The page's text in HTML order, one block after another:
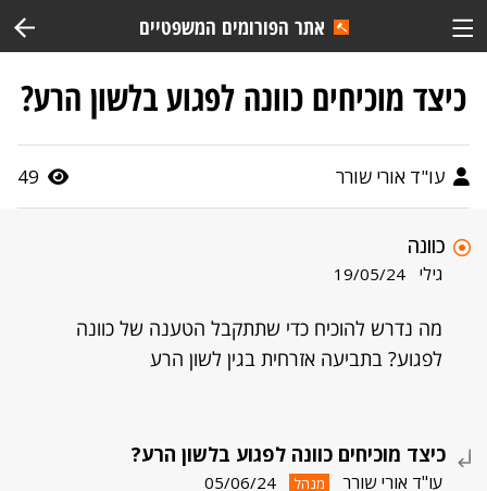
אתר הפורומים המשפטיים
כיצד מוכיחים כוונה לפגוע בלשון הרע?
עו"ד אורי שורר 49
כוונה
גילי 19/05/24
מה נדרש להוכיח כדי שתתקבל הטענה של כוונה
לפגוע? בתביעה אזרחית בגין לשון הרע
כיצד מוכיחים כוונה לפגוע בלשון הרע?
עו"ד אורי שורר מנהל 05/06/24